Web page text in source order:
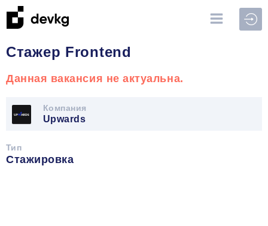
Стажер Frontend
Данная вакансия не актуальна.
Компания
Upwards
Тип
Стажировка